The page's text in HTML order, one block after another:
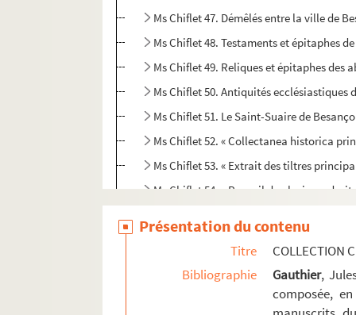
Ms Chiflet 47. Démêlés entre la ville de
Ms Chiflet 48. Testaments et épitaphes
Ms Chiflet 49. Reliques et épitaphes des
Ms Chiflet 50. Antiquités ecclésiastiques
Ms Chiflet 51. Le Saint-Suaire de
Ms Chiflet 52. « Collectanea historica
Ms Chiflet 53. « Extrait des tiltres
Ms Chiflet 54. « Recueil de plusieurs
Ms Chiflet 58. Tables des actes du
Présentation du contenu
Titre
COLLECTION
Bibliographie
Gauthier,
composée,